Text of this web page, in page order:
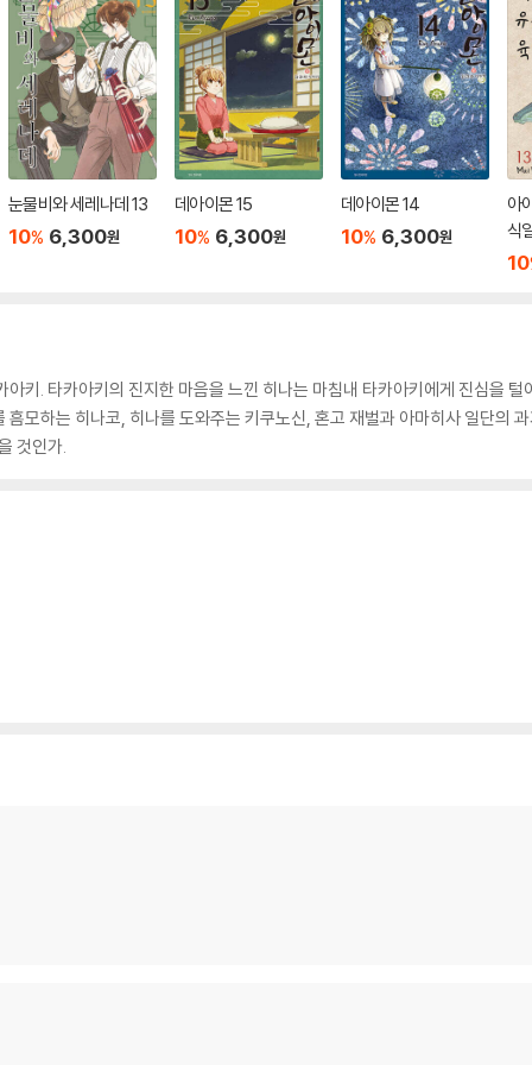
눈물비와 세레나데 13
10% 6,300원
데아이몬 15
10% 6,300원
데아이몬 14
10% 6,300원
아
식
10
키. 타카아키의 진지한 마음을 느낀 히나는 마침내 타카아키에게 진심을
흠모하는 히나코, 히나를 도와주는 키쿠노신, 혼고 재벌과 아마히사 일단의
것인가.